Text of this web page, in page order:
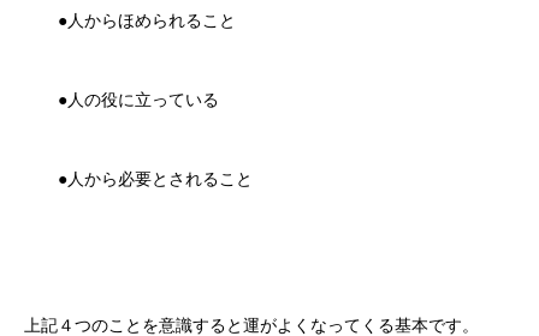
トップページ
無料メルマガ登録
●人からほめられること
●人の役に立っている
●人から必要とされること
上記４つのことを意識すると運がよくなってくる基本です。